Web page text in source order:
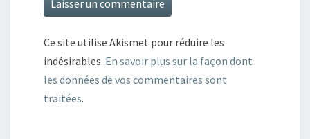
Ce site utilise Akismet pour réduire les
indésirables. En savoir plus sur la façon dont
les données de vos commentaires sont
traitées.